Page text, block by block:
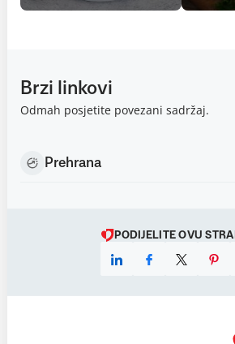
Brzi linkovi
Odmah posjetite povezani sadržaj.
Prehrana
PODIJELITE OVU